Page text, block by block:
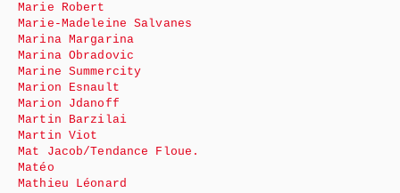
Marie Robert
Marie-Madeleine Salvanes
Marina Margarina
Marina Obradovic
Marine Summercity
Marion Esnault
Marion Jdanoff
Martin Barzilai
Martin Viot
Mat Jacob/Tendance Floue.
Matéo
Mathieu Léonard